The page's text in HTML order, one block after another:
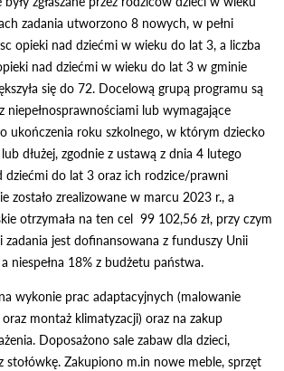
zadania utworzono 8 nowych, w pełni
opieki nad dziećmi w wieku do lat 3, a liczba
nad dziećmi w wieku do lat 3 w gminie
się do 72. Docelową grupą programu są
niepełnosprawnościami lub wymagające
ukończenia roku szkolnego, w którym dziecko
dłużej, zgodnie z ustawą z dnia 4 lutego
dziećmi do lat 3 oraz ich rodzice/prawni
zostało zrealizowane w marcu 2023 r., a
otrzymała na ten cel 99 102,56 zł, przy czym
zadania jest dofinansowana z funduszy Unii
niespełna 18% z budżetu państwa.
wykonie prac adaptacyjnych (malowanie
oraz montaż klimatyzacji) oraz na zakup
Doposażono sale zabaw dla dzieci,
stołówkę. Zakupiono m.in nowe meble, sprzęt